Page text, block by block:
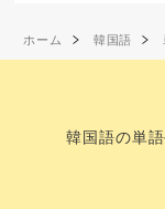
ホーム 韓国語
韓国語の単